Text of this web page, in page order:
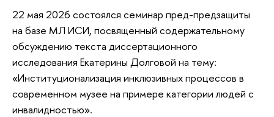
22 мая 2026 состоялся семинар пред-предзащиты
на базе МЛ ИСИ, посвященный содержательному
обсуждению текста диссертационного
исследования Екатерины Долговой на тему:
«Институционализация инклюзивных процессов в
современном музее на примере категории людей с
инвалидностью».